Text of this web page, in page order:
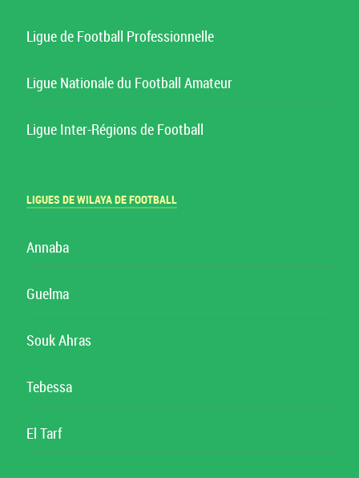
Ligue de Football Professionnelle
Ligue Nationale du Football Amateur
Ligue Inter-Régions de Football
LIGUES DE WILAYA DE FOOTBALL
Annaba
Guelma
Souk Ahras
Tebessa
El Tarf